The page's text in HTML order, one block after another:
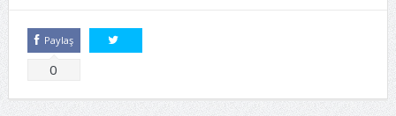
Paylaş
0